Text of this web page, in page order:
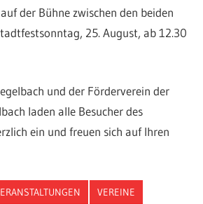
der Bühne zwischen den beiden
25. August, ab 12.30
und der Förderverein der
laden alle Besucher des
ein und freuen sich auf Ihren
VEREINE